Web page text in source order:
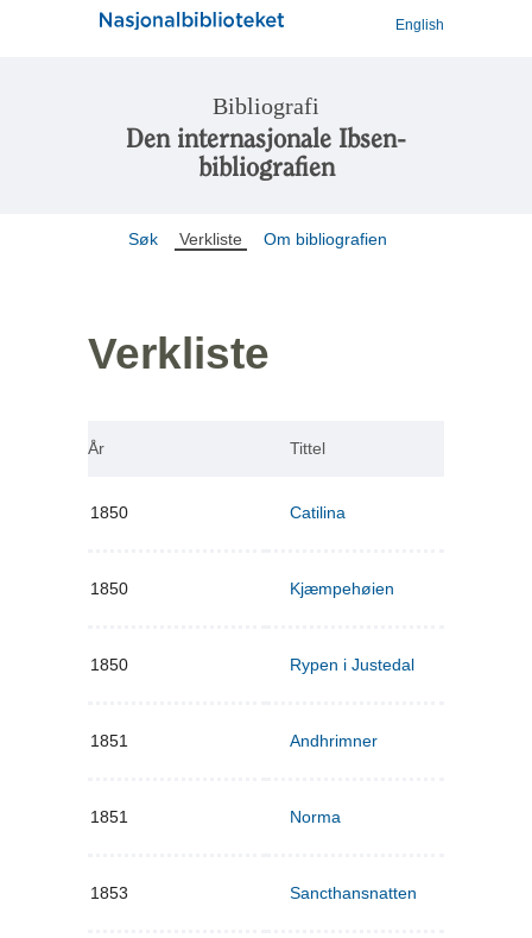
English
Bibliografi
Den internasjonale Ibsen-
bibliografien
Søk Verkliste Om bibliografien
Verkliste
År Tittel
1850 Catilina
1850 Kjæmpehøien
1850 Rypen i Justedal
1851 Andhrimner
1851 Norma
1853 Sancthansnatten